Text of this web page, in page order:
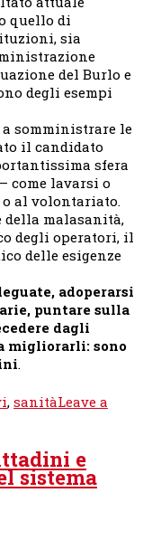
quello di
sia
del Burlo e
degli esempi
a somministrare le
il candidato
sfera
come lavarsi o
al volontariato.
malasanità,
degli operatori, il
delle esigenze
adoperarsi
puntare sulla
dagli
migliorarli: sono
.
, sanitàLeave a
e
sistema